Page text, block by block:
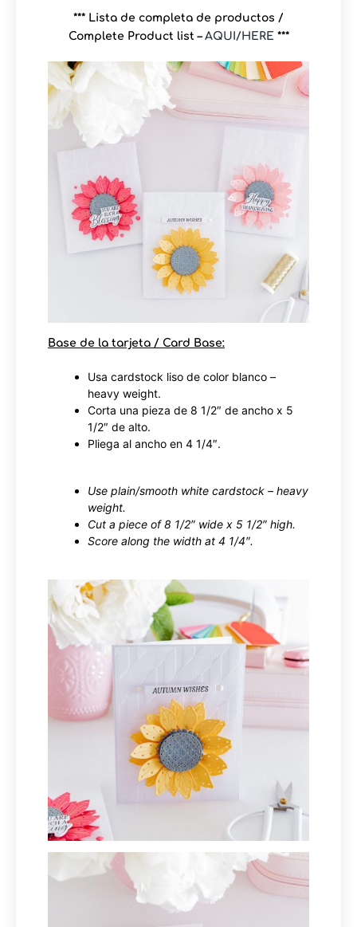
*** Lista de completa de productos /
Complete Product list – AQUI/HERE ***
Base de la tarjeta / Card Base:
Usa cardstock liso de color blanco –
heavy weight.
Corta una pieza de 8 1/2″ de ancho x 5
1/2″ de alto.
Pliega al ancho en 4 1/4″.
Use plain/smooth white cardstock – heavy
weight.
Cut a piece of 8 1/2″ wide x 5 1/2″ high.
Score along the width at 4 1/4″.